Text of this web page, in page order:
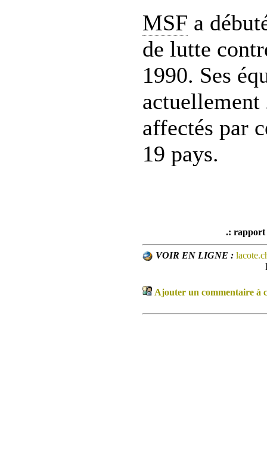
MSF a
de lutte
1990. Ses
actuellement
affectés par
19 pays.
.: rapport
VOIR EN LIGNE :
Ajouter un commentaire à